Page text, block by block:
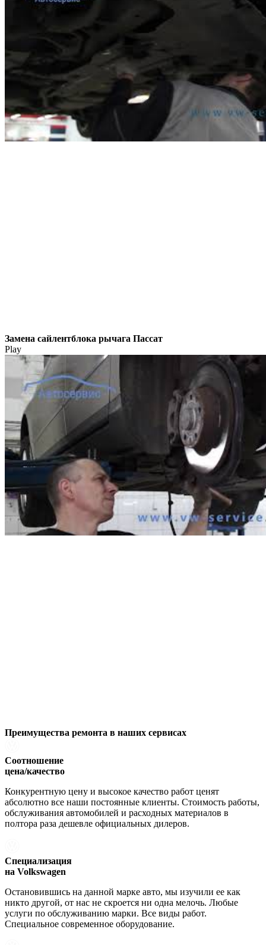
Замена сайлентблока рычага Пассат
Play
Преимущества ремонта в наших сервисах
Соотношение
цена/качество
Конкурентную цену и высокое качество работ ценят
абсолютно все наши постоянные клиенты. Стоимость работы,
обслуживания автомобилей и расходных материалов в
полтора раза дешевле официальных дилеров.
Специализация
на Volkswagen
Остановившись на данной марке авто, мы изучили ее как
никто другой, от нас не скроется ни одна мелочь. Любые
услуги по обслуживанию марки. Все виды работ.
Специальное современное оборудование.